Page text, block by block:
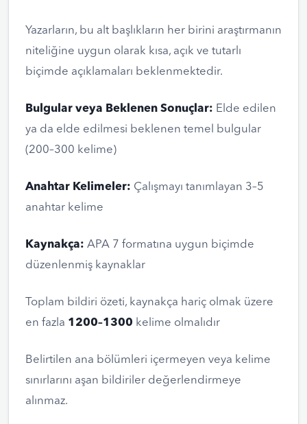
Yazarların, bu alt başlıkların her birini araştırmanın
niteliğine uygun olarak kısa, açık ve tutarlı
biçimde açıklamaları beklenmektedir.
Bulgular veya Beklenen Sonuçlar: Elde edilen
ya da elde edilmesi beklenen temel bulgular
(200–300 kelime)
Anahtar Kelimeler: Çalışmayı tanımlayan 3–5
anahtar kelime
Kaynakça: APA 7 formatına uygun biçimde
düzenlenmiş kaynaklar
Toplam bildiri özeti, kaynakça hariç olmak üzere
en fazla 1200–1300 kelime olmalıdır
Belirtilen ana bölümleri içermeyen veya kelime
sınırlarını aşan bildiriler değerlendirmeye
alınmaz.